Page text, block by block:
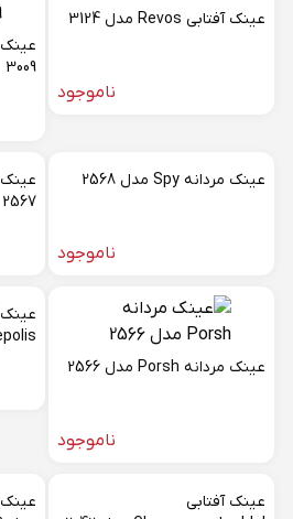
عینک آفتابی Revos مدل 3124
ناموجود
3009
عینک مردانه Spy مدل 2568
ناموجود
2567
عینک مردانه Porsh مدل 2566
ناموجود
عینک
عینک آفتابی